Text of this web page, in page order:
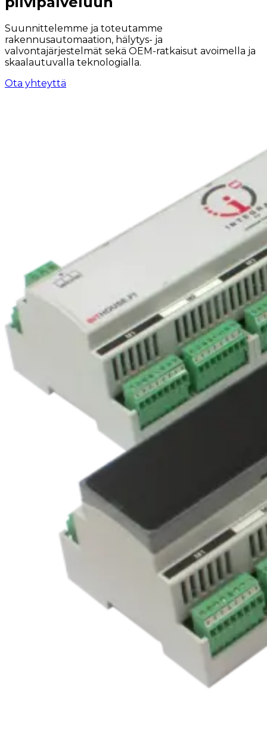
Suunnittelemme ja toteutamme
rakennusautomaation, hälytys- ja
valvontajärjestelmät sekä OEM-ratkaisut avoimella ja
skaalautuvalla teknologialla.
Ota yhteyttä